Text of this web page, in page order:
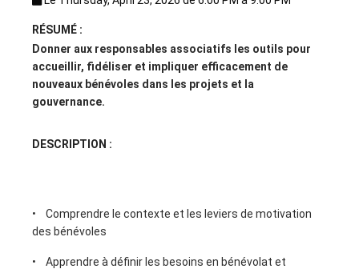
RÉSUMÉ :
Donner aux responsables associatifs les outils pour
accueillir, fidéliser et impliquer efficacement de
nouveaux bénévoles dans les projets et la
gouvernance.
DESCRIPTION :
• Comprendre le contexte et les leviers de motivation
des bénévoles
• Apprendre à définir les besoins en bénévolat et